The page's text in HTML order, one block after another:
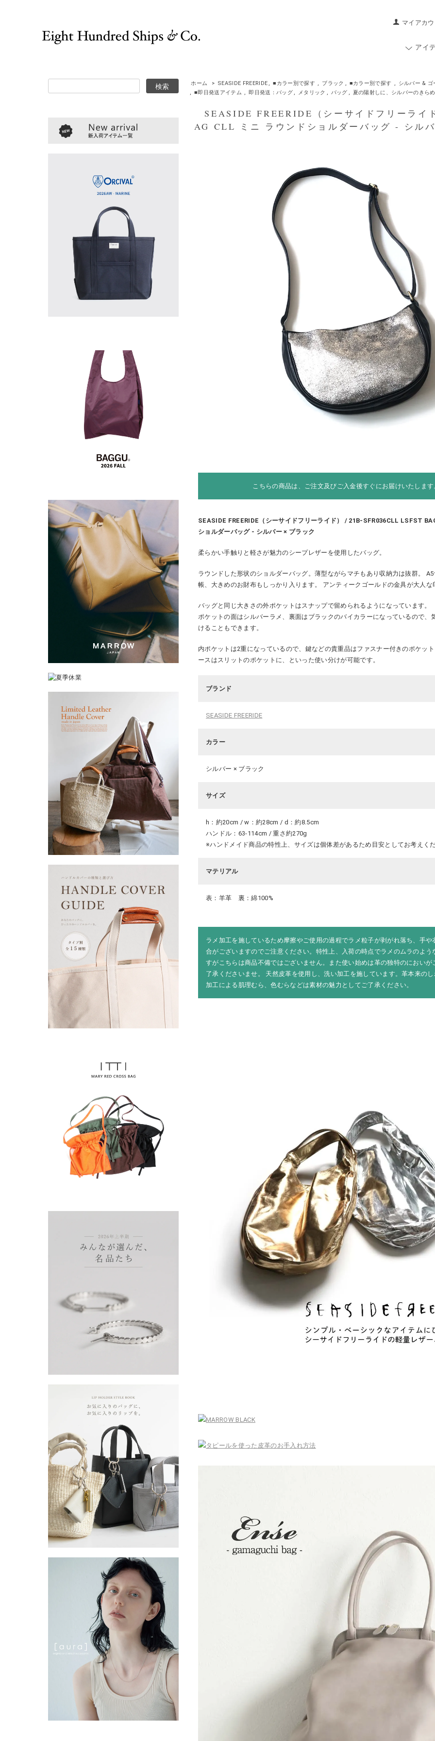
マイアカ
アイ
ホーム > SEASIDE FREERIDE , ■カラー別で探す , ブラック , ■カラー別で探す ,
シルバー &
, ■即日発送アイテム , 即日発送：バッグ , メタリック , バッグ , 夏の陽射しに、シルバーのきら
SEASIDE FREERIDE（シーサイドフリーラ
AG CLL ミニ ラウンドショルダーバッグ - シル
こちらの商品は、ご注文及びご入金後すぐにお届けいたします
SEASIDE FREERIDE（シーサイドフリーライド） / 21B-SFR036CLL LSFST
ショルダーバッグ - シルバー × ブラック
柔らかい手触りと軽さが魅力のシープレザーを使用したバッグ。
ラウンドした形状のショルダーバッグ。薄型ながらマチもあり収納力は抜群。
帳、大きめのお財布もしっかり入ります。 アンティークゴールドの金具が大人な
バッグと同じ大きさの外ポケットはスナップで留められるようになっています。
ポケットの面はシルバーラメ、裏面はブラックのバイカラーになっているので、
けることもできます。
内ポケットは2重になっているので、鍵などの貴重品はファスナー付きのポケッ
ースはスリットのポケットに、といった使い分けが可能です。
ブランド
SEASIDE FREERIDE
カラー
シルバー × ブラック
サイズ
h：約20cm / w：約28cm / d：約8.5cm
ハンドル：63-114cm / 重さ約270g
※ハンドメイド商品の特性上、サイズは個体差があるため目安としてお考えく
マテリアル
表：羊革 裏：綿100%
ラメ加工を施しているため摩擦やご使用の過程でラメ粒子が剥がれ落ち、手や
合がございますのでご注意ください。特性上、入荷の時点でラメのムラのよう
すがこちらは商品不備ではございません。また使い始めは革の独特のにおいが
了承くださいませ。 天然皮革を使用し、洗い加工を施しています。革本来の
加工による肌理むら、色むらなどは素材の魅力としてご了承ください。